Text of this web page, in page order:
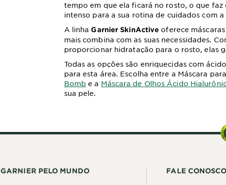
tempo em que ela ficará no rosto, o que
intenso para a sua rotina de cuidados com a
A linhaGarnier SkinActiveoferece
mais combina com as suas necessidades.
proporcionar hidratação para o rosto, elas
Todas as opções são enriquecidas com
para esta área. Escolha entre a Máscara
Bomb e a Máscara de Olhos Ácido
sua pele.
GARNIER PELO MUNDO FALE CONOSCO